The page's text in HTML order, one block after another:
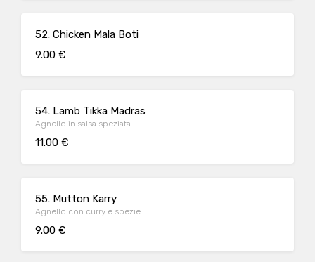
52. Chicken Mala Boti
9.00 €
54. Lamb Tikka Madras
Agnello in salsa speziata
11.00 €
55. Mutton Karry
Agnello con curry e spezie
9.00 €